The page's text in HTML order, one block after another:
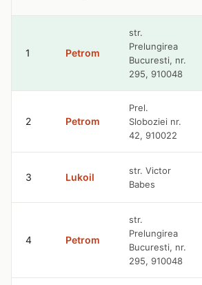
1 Petrom
str.
Prelungirea
Bucuresti, nr.
295, 910048
2 Petrom
Prel.
Sloboziei nr.
42, 910022
3 Lukoil
str. Victor
Babes
4 Petrom
str.
Prelungirea
Bucuresti, nr.
295, 910048